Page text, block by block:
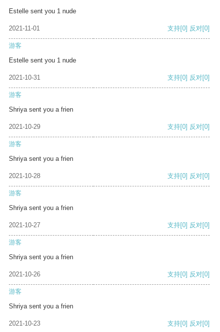
Estelle sent you 1 nude
2021-11-01 支持[0] 反对[0]
游客
Estelle sent you 1 nude
2021-10-31 支持[0] 反对[0]
游客
Shriya sent you a frien
2021-10-29 支持[0] 反对[0]
游客
Shriya sent you a frien
2021-10-28 支持[0] 反对[0]
游客
Shriya sent you a frien
2021-10-27 支持[0] 反对[0]
游客
Shriya sent you a frien
2021-10-26 支持[0] 反对[0]
游客
Shriya sent you a frien
2021-10-23 支持[0] 反对[0]